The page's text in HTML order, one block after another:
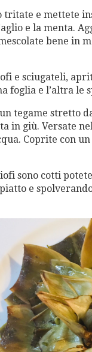
tritate e mettete
e la menta.
bene in
e sciugateli,
foglia e l’altra le
tegame stretto
in giù. Versate
Coprite con
sono cotti
e